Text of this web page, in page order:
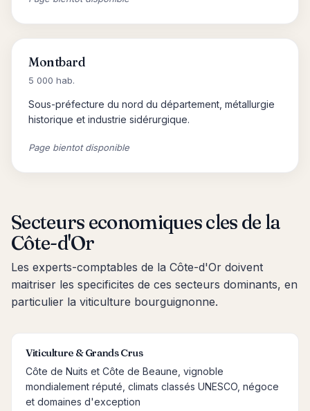
Montbard
5 000 hab.
Sous-préfecture du nord du département, métallurgie
historique et industrie sidérurgique.
Page bientot disponible
Secteurs economiques cles de la
Côte-d'Or
Les experts-comptables de la Côte-d'Or doivent
maitriser les specificites de ces secteurs dominants, en
particulier la viticulture bourguignonne.
Viticulture & Grands Crus
Côte de Nuits et Côte de Beaune, vignoble
mondialement réputé, climats classés UNESCO, négoce
et domaines d'exception